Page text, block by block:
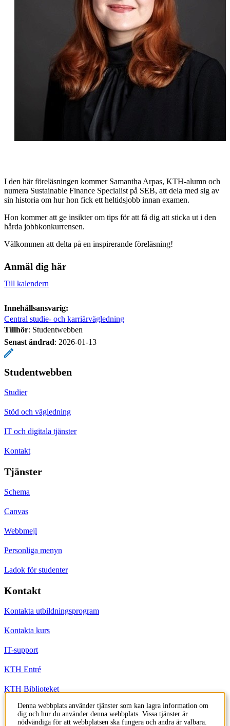
I den här föreläsningen kommer Samantha Arpas, KTH-alumn och
numera Sustainable Finance Specialist på SEB, att dela med sig av
sin historia om hur hon fick ett heltidsjobb innan examen.
Hon kommer att ge insikter om tips för att få dig att sticka ut i den
hårda jobbkonkurrensen.
Välkommen att delta på en inspirerande föreläsning!
Anmäl dig här
Till kalendern
Innehållsansvarig:
Central studie- och karriärvägledning
Tillhör: Studentwebben
Senast ändrad: 2026-01-13
Studentwebben
Studier
Stöd och vägledning
IT och digitala tjänster
Kontakt
Tjänster
Schema
Canvas
Webbmejl
Personliga menyn
Ladok för studenter
Kontakt
Kontakta utbildningsprogram
Kontakta kurs
IT-support
KTH Entré
KTH Biblioteket
KTH
Denna webbplats använder tjänster som kan lagra information om
dig och hur du använder denna webbplats. Vissa tjänster är
nödvändiga för att webbplatsen ska fungera och andra är valbara.